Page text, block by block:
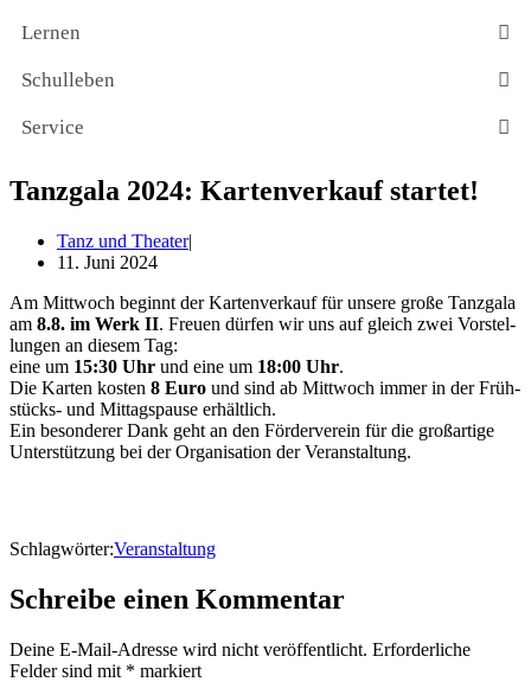
Lernen
Schulleben
Service
Tanzgala 2024: Kartenverkauf startet!
Tanz und Theater
11. Juni 2024
Am Mitt­woch beginnt der Kar­ten­ver­kauf für unse­re gro­ße Tanz­ga­la
am 8.8. im Werk II. Freu­en dür­fen wir uns auf gleich zwei Vor­stel­
lun­gen an die­sem Tag:
eine um 15:30 Uhr und eine um 18:00 Uhr.
Die Kar­ten kos­ten 8 Euro und sind ab Mitt­woch immer in der Früh­
stücks- und Mit­tags­pau­se erhält­lich.
Ein beson­de­rer Dank geht an den För­der­ver­ein für die groß­ar­ti­ge
Unter­stüt­zung bei der Orga­ni­sa­ti­on der Veranstaltung.
Schlagwörter:Veranstaltung
Schreibe einen Kommentar
Deine E-Mail-Adresse wird nicht veröffentlicht. Erforderliche
Felder sind mit * markiert